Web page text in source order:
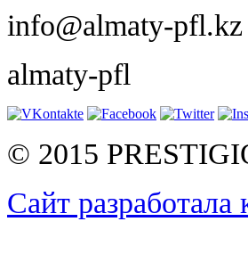
info@almaty-pfl.kz
almaty-pfl
© 2015
Сайт